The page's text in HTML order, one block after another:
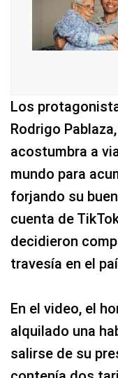
Los
Rodrigo
acostumbra a
mundo para
forjando su
cuenta de
decidieron
travesía en el
En el video, el
alquilado una
salirse de su